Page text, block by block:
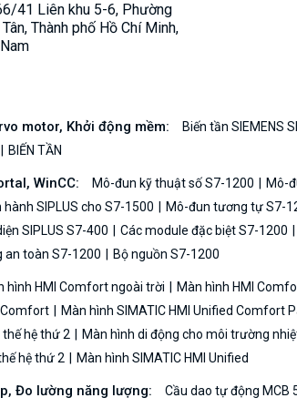
41 Liên khu 5-6, Phường
Thành phố Hồ Chí Minh,
motor, Khởi động mềm: Biến tần SIEMENS
BIẾN TẦN
WinCC: Mô-đun kỹ thuật số S7-1200 Mô-
SIPLUS cho S7-1500 Mô-đun tương tự S7-
SIPLUS S7-400 Các module đặc biệt S7-1200
an toàn S7-1200 Bộ nguồn S7-1200
hình HMI Comfort ngoài trời Màn hình HMI
Comfort Màn hình SIMATIC HMI Unified Comfort
thế hệ thứ 2 Màn hình di động cho môi trường
hệ thứ 2 Màn hình SIMATIC HMI Unified
Đo lường năng lượng: Cầu dao tự động MCB